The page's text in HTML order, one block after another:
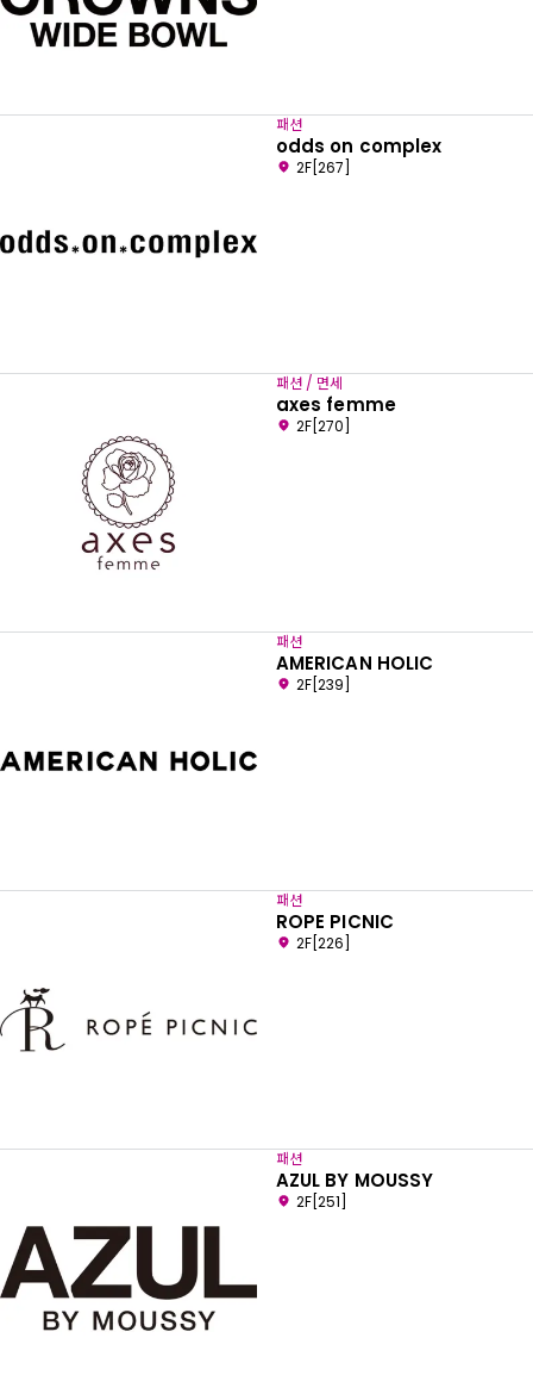
패션
odds on complex
2F[267]
패션 / 면세
axes femme
2F[270]
패션
AMERICAN HOLIC
2F[239]
패션
ROPE PICNIC
2F[226]
패션
AZUL BY MOUSSY
2F[251]